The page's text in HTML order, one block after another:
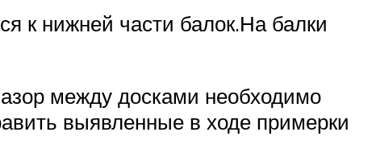
к нижней части балок.На балки
между досками необходимо
выявленные в ходе примерки